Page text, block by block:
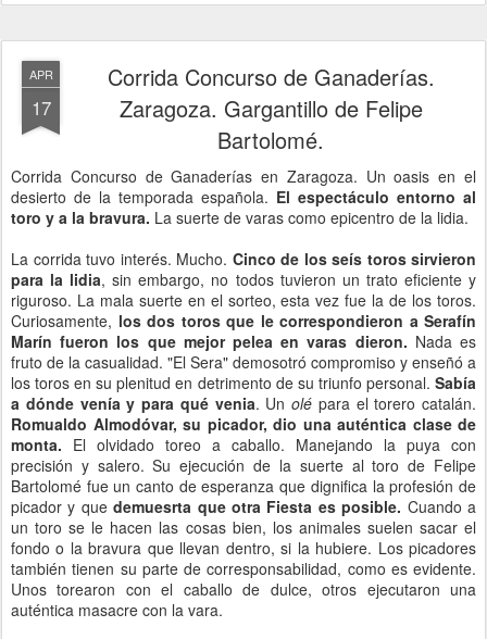
APR
17
Corrida Concurso de Ganaderías.
Zaragoza. Gargantillo de Felipe
Bartolomé.
Corrida Concurso de Ganaderías en Zaragoza. Un oasis en el
desierto de la temporada española. El espectáculo entorno al
toro y a la bravura. La suerte de varas como epicentro de la lidia.
La corrida tuvo interés. Mucho. Cinco de los seís toros sirvieron
para la lidia, sin embargo, no todos tuvieron un trato eficiente y
riguroso. La mala suerte en el sorteo, esta vez fue la de los toros.
Curiosamente, los dos toros que le correspondieron a Serafín
Marín fueron los que mejor pelea en varas dieron. Nada es
fruto de la casualidad. "El Sera" demosotró compromiso y enseñó a
los toros en su plenitud en detrimento de su triunfo personal. Sabía
a dónde venía y para qué venia. Un olé para el torero catalán.
Romualdo Almodóvar, su picador, dio una auténtica clase de
monta. El olvidado toreo a caballo. Manejando la puya con
precisión y salero. Su ejecución de la suerte al toro de Felipe
Bartolomé fue un canto de esperanza que dignifica la profesión de
picador y quedemuesrta que otra Fiesta es posible. Cuando a
un toro se le hacen las cosas bien, los animales suelen sacar el
fondo o la bravura que llevan dentro, si la hubiere. Los picadores
también tienen su parte de corresponsabilidad, como es evidente.
Unos torearon con el caballo de dulce, otros ejecutaron una
auténtica masacre con la vara.